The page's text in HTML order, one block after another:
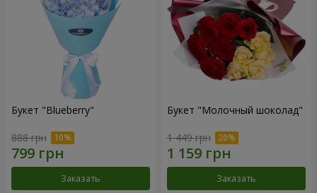
Букет "Blueberry"
888 грн
Заказать
Букет "Молочный шоколад"
1 449 грн
Заказать